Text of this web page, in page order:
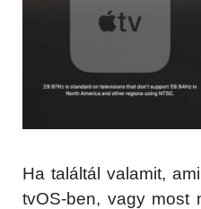
Ha találtál valamit,
tvOS-ben, vagy most